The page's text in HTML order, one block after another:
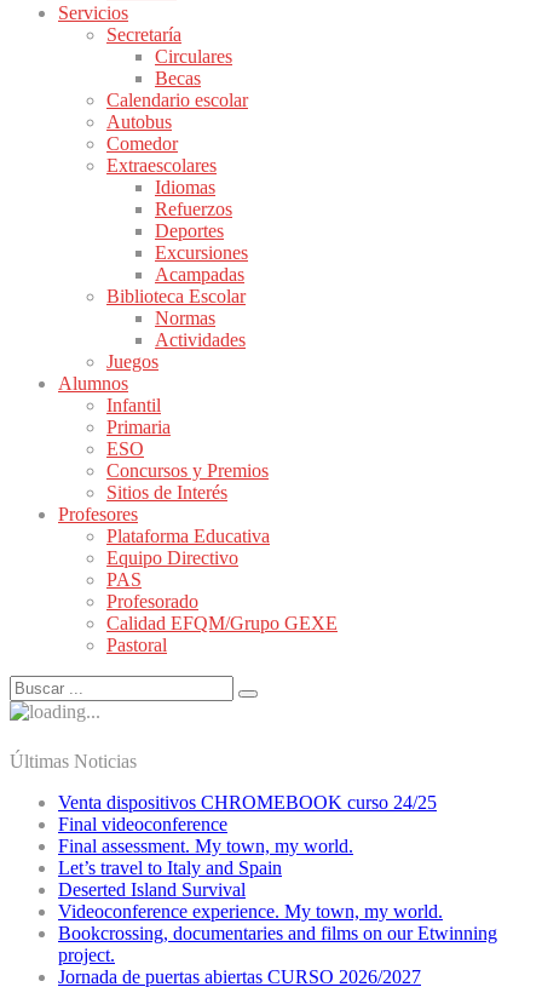
Servicios
Secretaría
Circulares
Becas
Calendario escolar
Autobus
Comedor
Extraescolares
Idiomas
Refuerzos
Deportes
Excursiones
Acampadas
Biblioteca Escolar
Normas
Actividades
Juegos
Alumnos
Infantil
Primaria
ESO
Concursos y Premios
Sitios de Interés
Profesores
Plataforma Educativa
Equipo Directivo
PAS
Profesorado
Calidad EFQM/Grupo GEXE
Pastoral
Últimas Noticias
Venta dispositivos CHROMEBOOK curso 24/25
Final videoconference
Final assessment. My town, my world.
Let’s travel to Italy and Spain
Deserted Island Survival
Videoconference experience. My town, my world.
Bookcrossing, documentaries and films on our Etwinning
project.
Jornada de puertas abiertas CURSO 2026/2027